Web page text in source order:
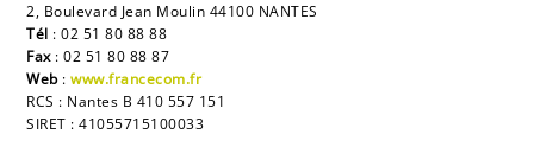
2, Boulevard Jean Moulin 44100 NANTES
Tél : 02 51 80 88 88
Fax: 02 51 80 88 87
Web:www.francecom.fr
RCS : Nantes B 410 557 151
SIRET : 41055715100033